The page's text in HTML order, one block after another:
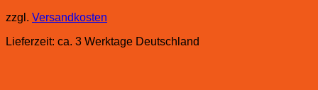
zzgl. Versandkosten
Lieferzeit: ca. 3 Werktage Deutschland